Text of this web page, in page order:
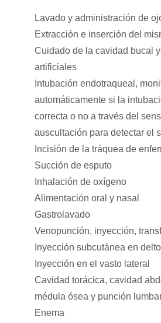
Lavado y administración de
Extracción e inserción del
Cuidado de la cavidad bucal
artificiales
Intubación endotraqueal,
automáticamente si la
correcta o no a través del
auscultación para detectar el
Incisión de la tráquea de
Succión de esputo
Inhalación de oxígeno
Alimentación oral y nasal
Gastrolavado
Venopunción, inyección,
Inyección subcutánea en
Inyección en el vasto lateral
Cavidad torácica, cavidad
médula ósea y punción
Enema